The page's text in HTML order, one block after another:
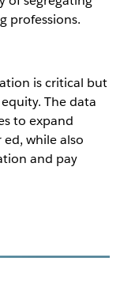
professions.
is critical but
The data
to expand
while also
and pay